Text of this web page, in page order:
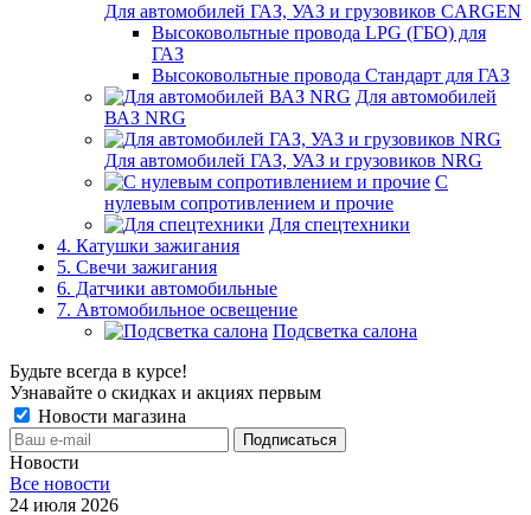
Для автомобилей ГАЗ, УАЗ и грузовиков CARGEN
Высоковольтные провода LPG (ГБО) для
ГАЗ
Высоковольтные провода Стандарт для ГАЗ
Для автомобилей
ВАЗ NRG
Для автомобилей ГАЗ, УАЗ и грузовиков NRG
С
нулевым сопротивлением и прочие
Для спецтехники
4. Катушки зажигания
5. Свечи зажигания
6. Датчики автомобильные
7. Автомобильное освещение
Подсветка салона
Будьте всегда в курсе!
Узнавайте о скидках и акциях первым
Новости магазина
Новости
Все новости
24 июля 2026